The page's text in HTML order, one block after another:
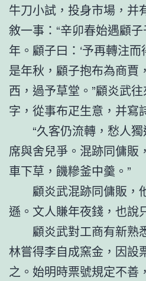
牛刀小試，投身市場，并
敘一事：“辛卯春始遇顧
年。顧子曰：‘予再轉注而
是年秋，顧子抱布為商賈
西，過予草堂。”顧炎武
字，從事布疋生意，并寫
“久客仍流轉，愁人
席與舍兒爭。混跡同傭販
車下草，饑糝釜中羹。”
顧炎武混跡同傭販，
遜。文人賺年夜錢，也說
顧炎武對工商有新熟
林嘗得李自成窯金，因設
之。始明時票號規定不善